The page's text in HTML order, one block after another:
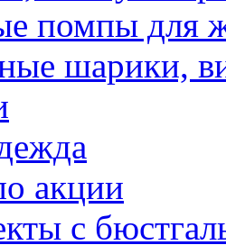
помпы для
шарики,
акции
с